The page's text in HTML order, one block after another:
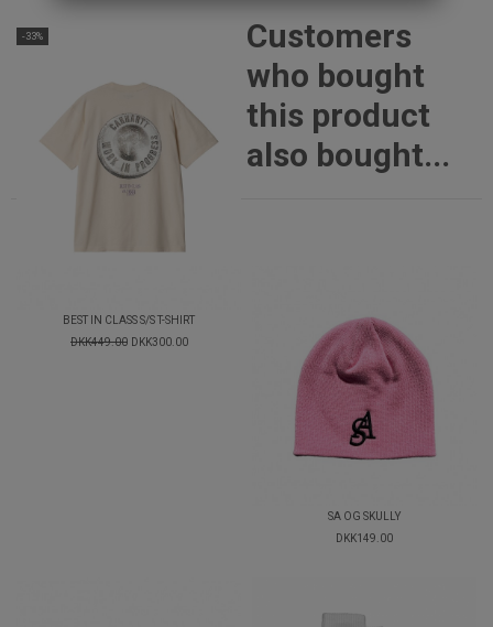
-33%
BEST IN CLASS S/S T-SHIRT
DKK449.00 DKK300.00
Customers
who bought
this product
also bought...
SA OG SKULLY
DKK149.00